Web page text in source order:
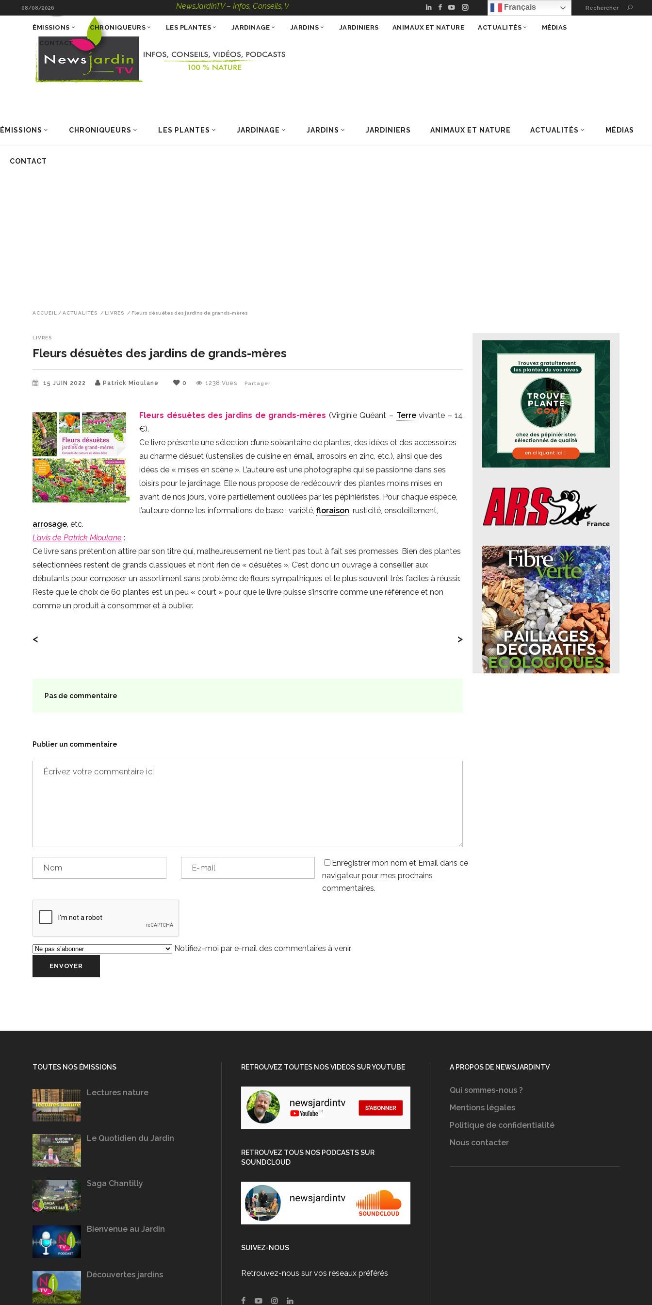
08/08/2026 NewsJardinTV – Infos, Conseils, Vidéos, Podcasts – 100 % Nature Français Rechercher
ÉMISSIONS CHRONIQUEURS LES PLANTES JARDINAGE JARDINS JARDINIERS ANIMAUX ET NATURE ACTUALITÉS MÉDIAS
CONTACT
ÉMISSIONS CHRONIQUEURS LES PLANTES JARDINAGE JARDINS JARDINIERS ANIMAUX ET NATURE ACTUALITÉS MÉDIAS
CONTACT
ACCUEIL / ACTUALITÉS / LIVRES / Fleurs désuètes des jardins de grands-mères
LIVRES
Fleurs désuètes des jardins de grands-mères
15 JUIN 2022 Patrick Mioulane 0 1238 Vues Partager
Fleurs désuètes des jardins de grands-mères (Virginie Quéant – Terrevivante – 14
€).
Ce livre présente une sélection d’une soixantaine de plantes, des idées et des accessoires
au charme désuet (ustensiles de cuisine en émail, arrosoirs en zinc, etc.), ainsi que des
idées de « mises en scène ». L’auteure est une photographe qui se passionne dans ses
loisirs pour le jardinage. Elle nous propose de redécouvrir des plantes moins mises en
avant de nos jours, voire partiellement oubliées par les pépiniéristes. Pour chaque espèce,
l’auteure donne les informations de base : variété,floraison, rusticité, ensoleillement,
arrosage, etc.
L’avis de Patrick Mioulane :
Ce livre sans prétention attire par son titre qui, malheureusement ne tient pas tout à fait ses promesses. Bien des plantes
sélectionnées restent de grands classiques et n’ont rien de « désuètes ». C’est donc un ouvrage à conseiller aux
débutants pour composer un assortiment sans problème de fleurs sympathiques et le plus souvent très faciles à réussir.
Reste que le choix de 60 plantes est un peu « court » pour que le livre puisse s’inscrire comme une référence et non
comme un produit à consommer et à oublier.
< >
Pas de commentaire
Publier un commentaire
Enregistrer mon nom et Email dans ce
navigateur pour mes prochains
commentaires.
Notifiez-moi par e-mail des commentaires à venir.
TOUTES NOS ÉMISSIONS
Lectures nature
Le Quotidien du Jardin
Saga Chantilly
Bienvenue au Jardin
Découvertes jardins
RETROUVEZ TOUTES NOS VIDEOS SUR YOUTUBE
RETROUVEZ TOUS NOS PODCASTS SUR
SOUNDCLOUD
SUIVEZ-NOUS
Retrouvez-nous sur vos réseaux préférés
A PROPOS DE NEWSJARDINTV
Qui sommes-nous ?
Mentions légales
Politique de confidentialité
Nous contacter